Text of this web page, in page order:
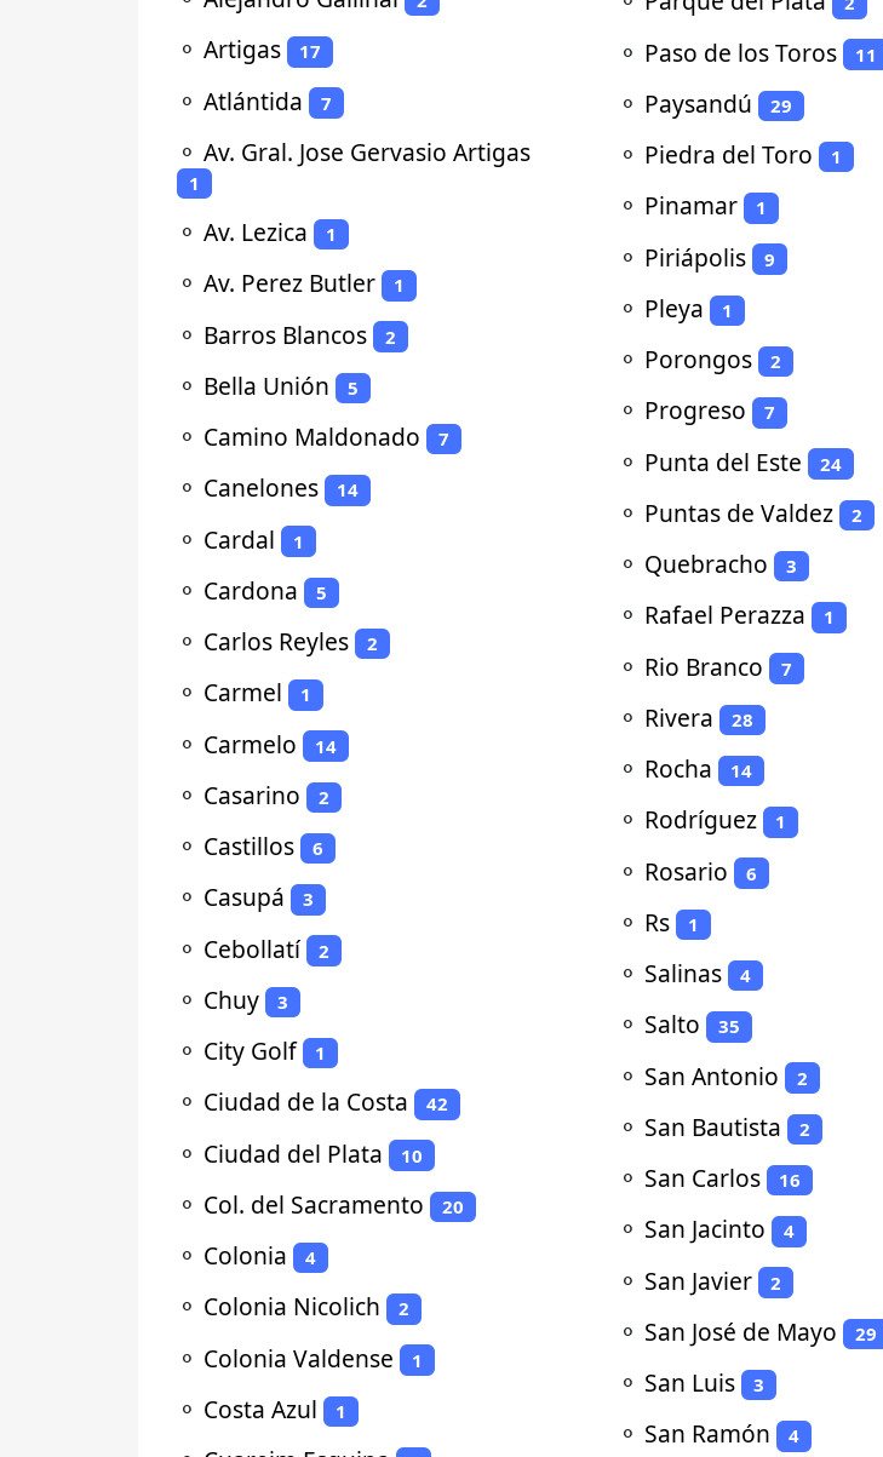
⚬ Artigas 17
⚬ Atlántida 7
⚬ Av. Gral. Jose Gervasio Artigas
1
⚬ Av. Lezica 1
⚬ Av. Perez Butler 1
⚬ Barros Blancos 2
⚬ Bella Unión 5
⚬ Camino Maldonado 7
⚬ Canelones 14
⚬ Cardal 1
⚬ Cardona 5
⚬ Carlos Reyles 2
⚬ Carmel 1
⚬ Carmelo 14
⚬ Casarino 2
⚬ Castillos 6
⚬ Casupá 3
⚬ Cebollatí 2
⚬ Chuy 3
⚬ City Golf 1
⚬ Ciudad de la Costa 42
⚬ Ciudad del Plata 10
⚬ Col. del Sacramento 20
⚬ Colonia 4
⚬ Colonia Nicolich 2
⚬ Colonia Valdense 1
⚬ Costa Azul 1
⚬ Paso de los Toros 11
⚬ Paysandú 29
⚬ Piedra del Toro 1
⚬ Pinamar 1
⚬ Piriápolis 9
⚬ Pleya 1
⚬ Porongos 2
⚬ Progreso 7
⚬ Punta del Este 24
⚬ Puntas de Valdez 2
⚬ Quebracho 3
⚬ Rafael Perazza 1
⚬ Rio Branco 7
⚬ Rivera 28
⚬ Rocha 14
⚬ Rodríguez 1
⚬ Rosario 6
⚬ Rs 1
⚬ Salinas 4
⚬ Salto 35
⚬ San Antonio 2
⚬ San Bautista 2
⚬ San Carlos 16
⚬ San Jacinto 4
⚬ San Javier 2
⚬ San José de Mayo 29
⚬ San Luis 3
⚬ San Ramón 4